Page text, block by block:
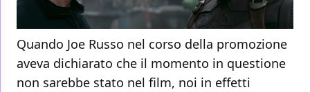
Quando Joe Russo nel corso della promozione
aveva dichiarato che il momento in questione
non sarebbe stato nel film, noi in effetti